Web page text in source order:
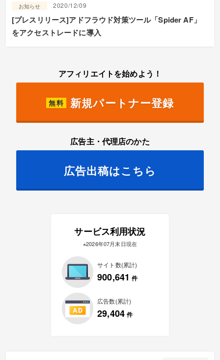
お知らせ 2020/12/09
[プレスリリース]アドフラウド対策ツール「Spider AF」
をアクセストレードに導入
アフィリエイトを始めよう！
無料 新規パートナー登録
広告主・代理店のかた
広告出稿はこちら
サービス利用状況
※2026年07月末日現在
サイト数(累計)
900,641 件
広告数(累計)
29,404 件